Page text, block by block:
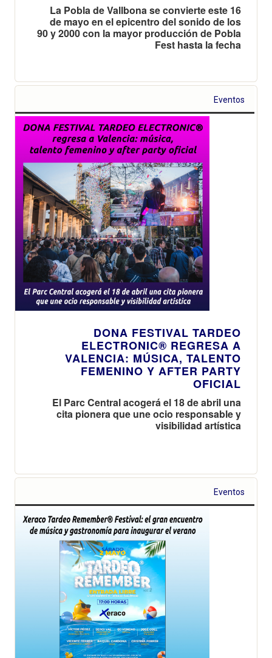
La Pobla de Vallbona se convierte este 16
de mayo en el epicentro del sonido de los
90 y 2000 con la mayor producción de Pobla
Fest hasta la fecha
Eventos
DONA FESTIVAL TARDEO
ELECTRONIC® REGRESA A
VALENCIA: MÚSICA, TALENTO
FEMENINO Y AFTER PARTY
OFICIAL
El Parc Central acogerá el 18 de abril una
cita pionera que une ocio responsable y
visibilidad artística
Eventos